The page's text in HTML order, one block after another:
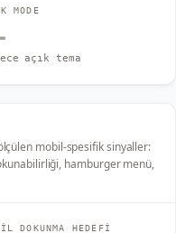
MODE
açık tema
mobil-spesifik sinyaller:
hamburger menü,
DOKUNMA HEDEFİ